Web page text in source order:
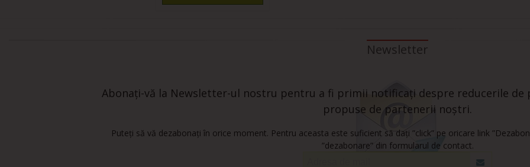
Newsletter
Abonați-vă la Newsletter-ul nostru pentru a fi primii notificați despre reducerile
propuse de partenerii noștri.
Puteți să vă dezabonați în orice moment. Pentru aceasta este suficient să dați ”click” pe oricare link
”dezabonare” din formularul de contact.